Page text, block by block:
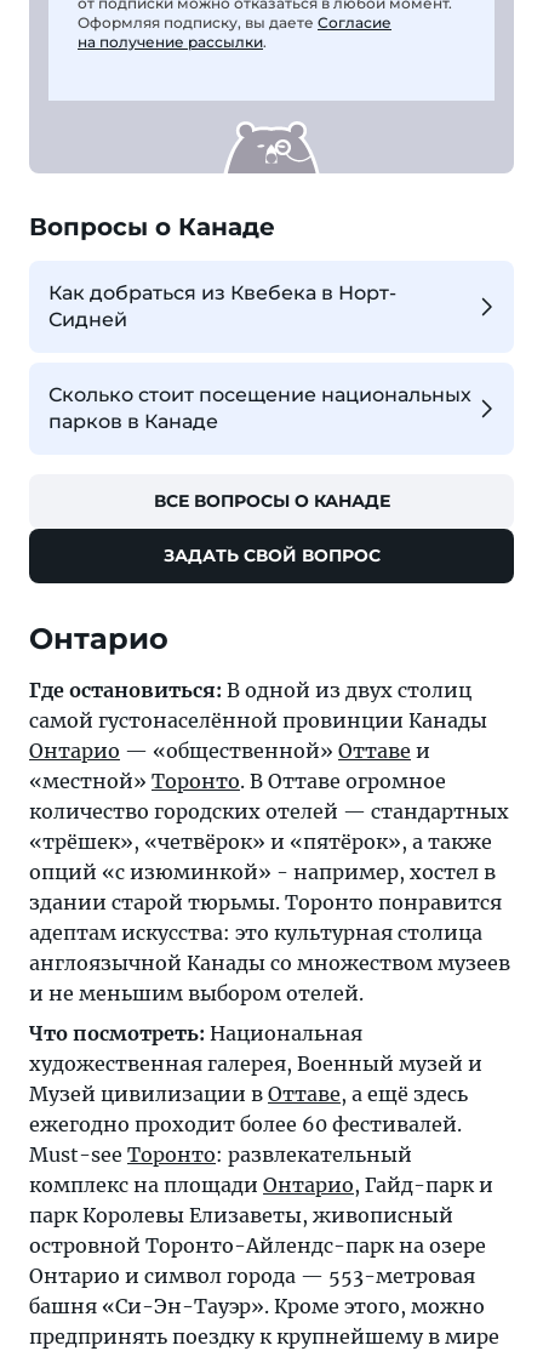
Оформляя подписку, вы даете Согласие
на получение рассылки.
Вопросы о Канаде
Как добраться из Квебека в Норт-
Сидней
Сколько стоит посещение национальных
парков в Канаде
ВСЕ ВОПРОСЫ О КАНАДЕ
ЗАДАТЬ СВОЙ ВОПРОС
Онтарио
Где остановиться: В одной из двух столиц
самой густонаселённой провинции Канады
Онтарио — «общественной» Оттаве и
«местной» Торонто. В Оттаве огромное
количество городских отелей — стандартных
«трёшек», «четвёрок» и «пятёрок», а также
опций «с изюминкой» - например, хостел в
здании старой тюрьмы. Торонто понравится
адептам искусства: это культурная столица
англоязычной Канады со множеством музеев
и не меньшим выбором отелей.
Что посмотреть: Национальная
художественная галерея, Военный музей и
Музей цивилизации в Оттаве, а ещё здесь
ежегодно проходит более 60 фестивалей.
Must-see Торонто: развлекательный
комплекс на площади Онтарио, Гайд-парк и
парк Королевы Елизаветы, живописный
островной Торонто-Айлендс-парк на озере
Онтарио и символ города — 553-метровая
башня «Си-Эн-Тауэр». Кроме этого, можно
предпринять поездку к крупнейшему в мире